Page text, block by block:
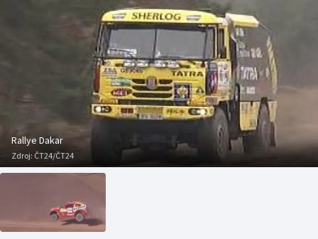
Atletika
Americký fotbal
Baseball a softbal
Biatlon
NEPŘEHLÉDNĚTE
Soutěže
Aplikace ČT sport
Rallye Dakar
Zdroj: ČT24/ČT24